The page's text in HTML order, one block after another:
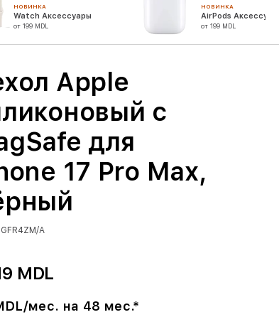
НОВИНКА
Watch Аксессуары
от 199 MDL
НОВИНКА
AirPods
от 199 MDL
Apple
с
для
17 Pro Max,
A
MDL
мес. на 48 мес.*